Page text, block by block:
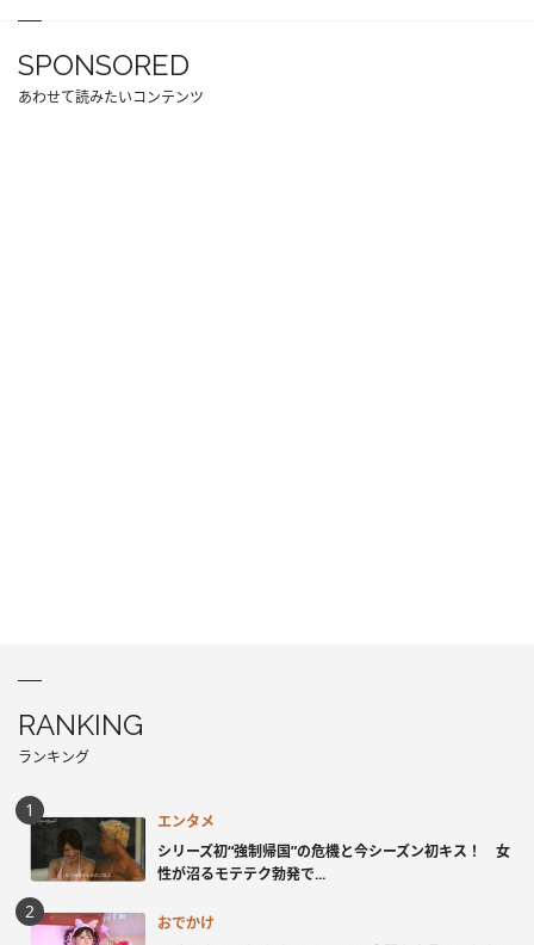
SPONSORED
あわせて読みたいコンテンツ
RANKING
ランキング
エンタメ
シリーズ初“強制帰国”の危機と今シーズン初キス！ 女
性が沼るモテテク勃発で...
おでかけ